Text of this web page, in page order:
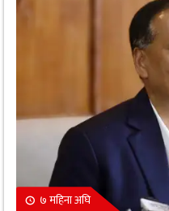
गृहमन्त्री गुरुङ द्वारा
निरीक्षण कार्य सम्पन्न
१ महिना अघि
सावधान : यस्ता
सक्छ घातक
१ महिना अघि
७ महिना अघि